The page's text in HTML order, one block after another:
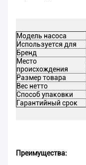
Модель насоса
Используется для
Бренд
Место
происхождения
Размер товара
Вес нетто
Способ упаковки
Гарантийный срок
Преимущества: